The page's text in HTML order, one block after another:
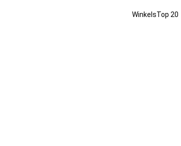
WinkelsTop 20